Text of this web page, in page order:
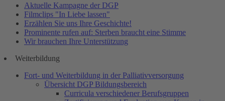
Aktuelle Kampagne der DGP
Filmclips "In Liebe lassen"
Erzählen Sie uns Ihre Geschichte!
Prominente rufen auf: Sterben braucht eine Stimme
Wir brauchen Ihre Unterstützung
Weiterbildung
Fort- und Weiterbildung in der Palliativversorgung
Übersicht DGP Bildungsbereich
Curricula verschiedener Berufsgruppen